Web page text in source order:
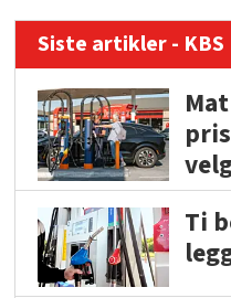
Siste artikler - KBS
Ti